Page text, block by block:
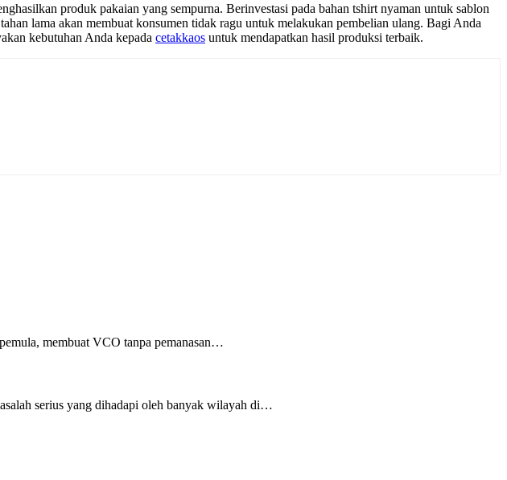
produk pakaian yang sempurna. Berinvestasi pada bahan tshirt nyaman untuk sablon
lama akan membuat konsumen tidak ragu untuk melakukan pembelian ulang. Bagi Anda
kebutuhan Anda kepada cetakkaos untuk mendapatkan hasil produksi terbaik.
membuat VCO tanpa pemanasan…
serius yang dihadapi oleh banyak wilayah di…